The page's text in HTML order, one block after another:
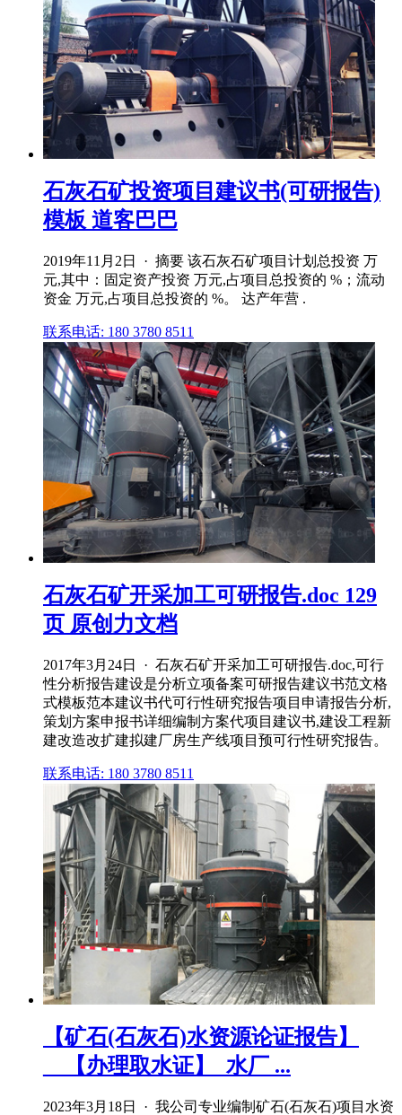
石灰石矿投资项目建议书(可研报告)
模板 道客巴巴
2019年11月2日 · 摘要 该石灰石矿项目计划总投资 万
元,其中：固定资产投资 万元,占项目总投资的 %；流动
资金 万元,占项目总投资的 %。 达产年营 .
联系电话: 180 3780 8511
石灰石矿开采加工可研报告.doc 129
页 原创力文档
2017年3月24日 · 石灰石矿开采加工可研报告.doc,可行
性分析报告建设是分析立项备案可研报告建议书范文格
式模板范本建议书代可行性研究报告项目申请报告分析,
策划方案申报书详细编制方案代项目建议书,建设工程新
建改造改扩建拟建厂房生产线项目预可行性研究报告。
联系电话: 180 3780 8511
【矿石(石灰石)水资源论证报告】
__【办理取水证】_水厂 ...
2023年3月18日 · 我公司专业编制矿石(石灰石)项目水资